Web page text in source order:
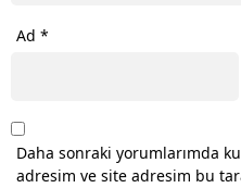
Ad *
Daha sonraki yorumlarımda
adresim ve site adresim bu